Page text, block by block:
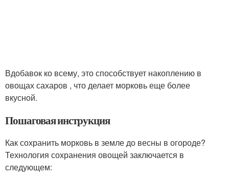
Вдобавок ко всему, это способствует накоплению в
овощах сахаров , что делает морковь еще более
вкусной.
Пошаговая инструкция
Как сохранить морковь в земле до весны в огороде?
Технология сохранения овощей заключается в
следующем: